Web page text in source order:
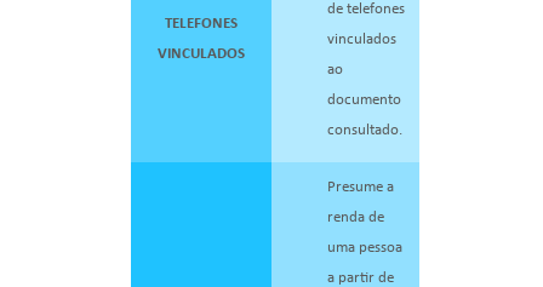
TELEFONES
VINCULADOS
de telefones
vinculados
ao
documento
consultado.
Presume a
renda de
uma pessoa
a partir de